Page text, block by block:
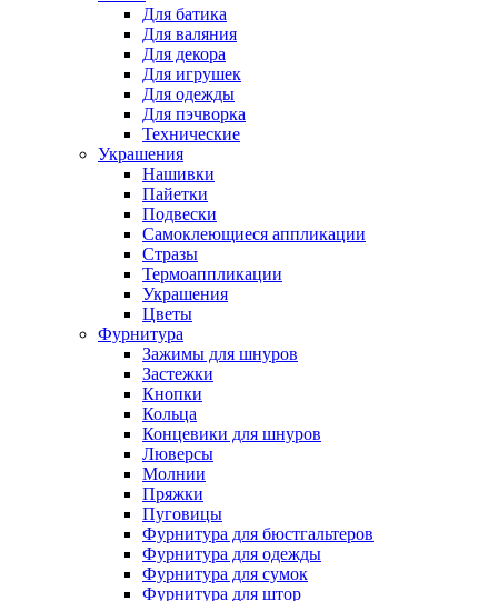
Для батика
Для валяния
Для декора
Для игрушек
Для одежды
Для пэчворка
Технические
Украшения
Нашивки
Пайетки
Подвески
Самоклеющиеся аппликации
Стразы
Термоаппликации
Украшения
Цветы
Фурнитура
Зажимы для шнуров
Застежки
Кнопки
Кольца
Концевики для шнуров
Люверсы
Молнии
Пряжки
Пуговицы
Фурнитура для бюстгальтеров
Фурнитура для одежды
Фурнитура для сумок
Фурнитура для штор